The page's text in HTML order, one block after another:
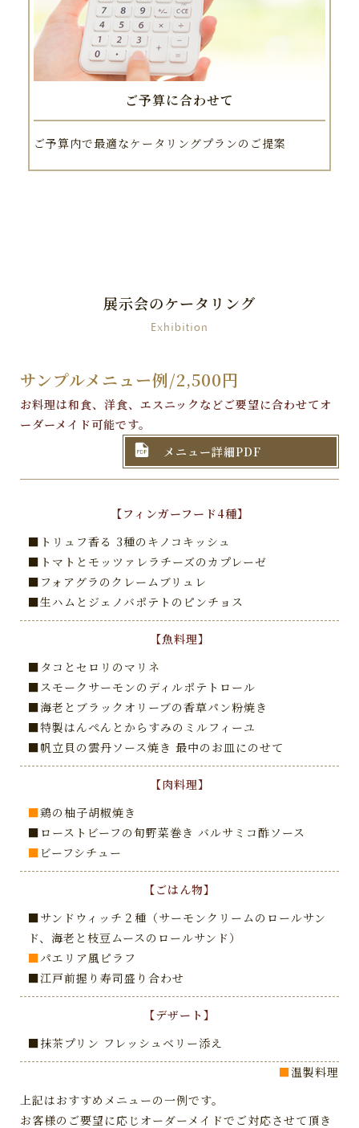
ご予算に合わせて
ご予算内で最適なケータリングプランのご提案
展示会のケータリング
Exhibition
サンプルメニュー例/2,500円
お料理は和食、洋食、エスニックなどご要望に合わせてオ
ーダーメイド可能です。
 メニュー詳細PDF
【フィンガーフード4種】
■トリュフ香る 3種のキノコキッシュ
■トマトとモッツァレラチーズのカプレーゼ
■フォアグラのクレームブリュレ
■生ハムとジェノバポテトのピンチョス
【魚料理】
■タコとセロリのマリネ
■スモークサーモンのディルポテトロール
■海老とブラックオリーブの香草パン粉焼き
■特製はんぺんとからすみのミルフィーユ
■帆立貝の雲丹ソース焼き 最中のお皿にのせて
【肉料理】
■鶏の柚子胡椒焼き
■ローストビーフの旬野菜巻き バルサミコ酢ソース
■ ビーフシチュー
【ごはん物】
■サンドウィッチ２種（サーモンクリームのロールサン
ド、海老と枝豆ムースのロールサンド）
■パエリア風ピラフ
■江戸前握り寿司盛り合わせ
【デザート】
■抹茶プリン フレッシュベリー添え
■温製料理
上記はおすすめメニューの一例です。
お客様のご要望に応じオーダーメイドでご対応させて頂き